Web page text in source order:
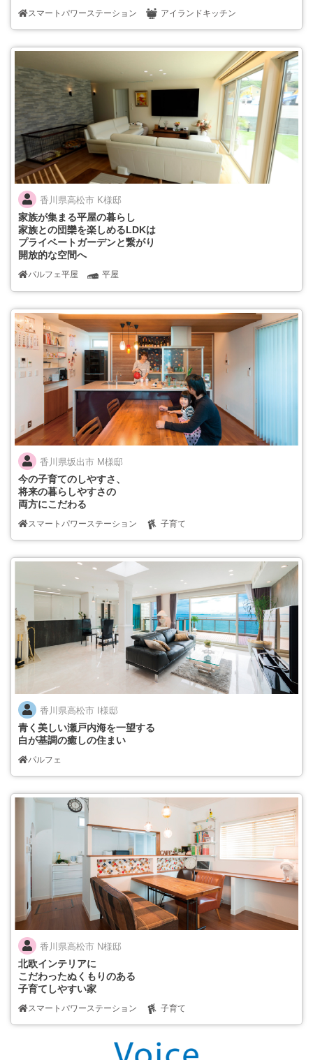
スマートパワーステーション アイランドキッチン
香川県高松市 K様邸
家族が集まる平屋の暮らし
家族との団欒を楽しめるLDKは
プライベートガーデンと繋がり
開放的な空間へ
パルフェ平屋 平屋
香川県坂出市 M様邸
今の子育てのしやすさ、
将来の暮らしやすさの
両方にこだわる
スマートパワーステーション 子育て
香川県高松市 I様邸
青く美しい瀬戸内海を一望する
白が基調の癒しの住まい
パルフェ
香川県高松市 N様邸
北欧インテリアに
こだわったぬくもりのある
子育てしやすい家
スマートパワーステーション 子育て